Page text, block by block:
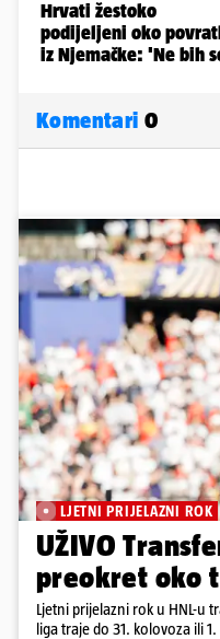
Komentari 0
LJETNI PRIJELAZNI ROK
UŽIVO
preokret oko
Ljetni prijelazni rok u HNL-u
liga traje do 31. kolovoza ili